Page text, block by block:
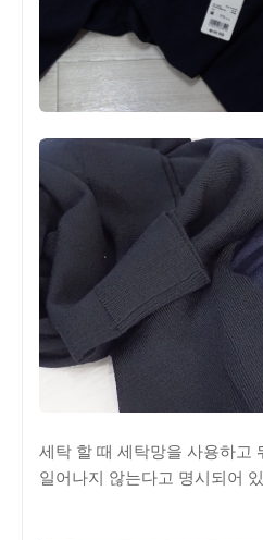
세탁 할 때 세탁망을 사용하고
일어나지 않는다고 명시되어